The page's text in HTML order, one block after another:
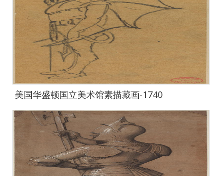
美国华盛顿国立美术馆素描藏画-1740